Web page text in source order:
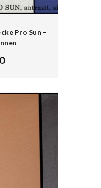
Pro Sun –